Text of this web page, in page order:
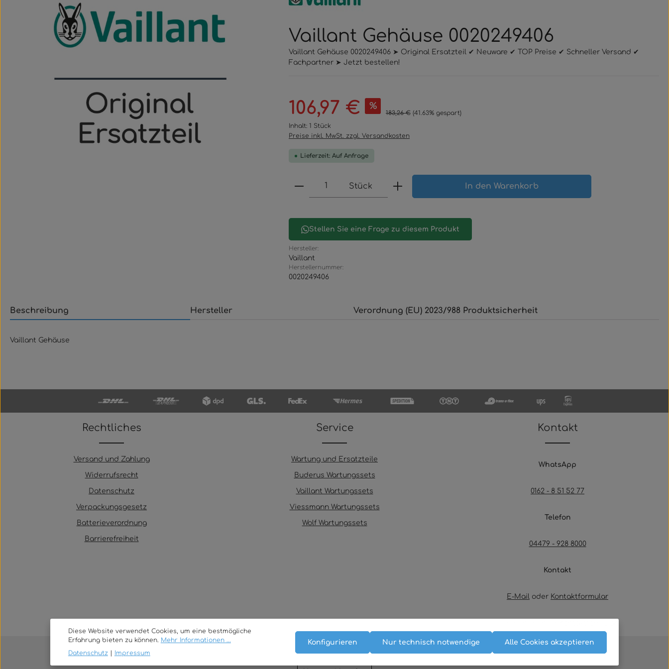
Vaillant Gehäuse 0020249406
Vaillant Gehäuse 0020249406 ➤ Original Ersatzteil ✔ Neuware ✔ TOP Preise ✔ Schneller Versand ✔
Fachpartner ➤ Jetzt bestellen!
Verkaufspreis:
106,97 € %
Regulärer Preis:
183,26 € (41.63% gespart)
Inhalt: 1 Stück
Preise inkl. MwSt. zzgl. Versandkosten
Lieferzeit: Auf Anfrage
Produkt Anzahl: Gib den gewünschten Wert ein oder
Stück In den Warenkorb
Stellen Sie eine Frage zu diesem Produkt
Hersteller:
Vaillant
Herstellernummer:
0020249406
Beschreibung Hersteller Verordnung (EU) 2023/988 Produktsicherheit
Vaillant Gehäuse
Rechtliches
Versand und Zahlung
Widerrufsrecht
Datenschutz
Verpackungsgesetz
Batterieverordnung
Barrierefreiheit
Service
Wartung und Ersatzteile
Buderus Wartungssets
Vaillant Wartungssets
Viessmann Wartungssets
Wolf Wartungssets
Kontakt
WhatsApp
0162 - 8 51 52 77
Telefon
04479 - 928 8000
Kontakt
E-Mail oder Kontaktformular
Diese Website verwendet Cookies, um eine bestmögliche
Erfahrung bieten zu können. Mehr Informationen ...
Datenschutz
Impressum
Nur technisch notwendige
Konfigurieren Alle Cookies akzeptieren